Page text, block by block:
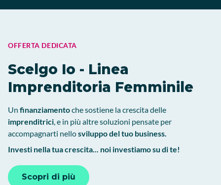
OFFERTA DEDICATA
Scelgo Io - Linea
Imprenditoria Femminile
Un finanziamentoche sostiene la crescita delle
imprenditrici, e in più altre soluzioni pensate per
accompagnarti nellosviluppo del tuo business.
Investi nella tua crescita... noi investiamo su di te!
Scopri di più